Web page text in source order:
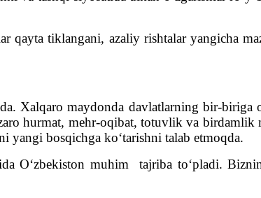
qayta tiklangani, azaliy rishtalar yangicha
Xalqaro maydonda davlatlarning bir-biriga
hurmat, mehr-oqibat, totuvlik va
yangi bosqichga ko‘tarishni talab etmoqda.
O‘zbekiston muhim tajriba to‘pladi.